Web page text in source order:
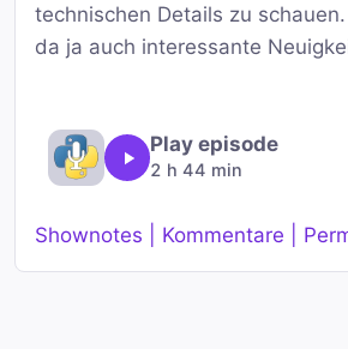
technischen Details zu
da ja auch interessante
Play episode
2 h 44 min
Shownotes | Kommentare |